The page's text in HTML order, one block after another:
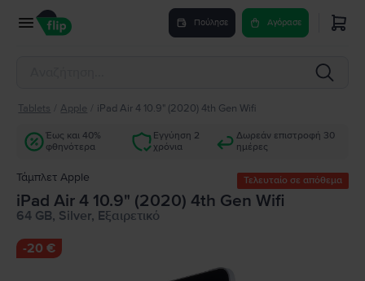
Πούλησε Αγόρασε
Tablets Apple iPad Air 4 10.9" (2020) 4th Gen Wifi
Έως και 40%
φθηνότερα
Εγγύηση 2
χρόνια
Δωρεάν επιστροφή 30
ημέρες
Τάμπλετ Apple Τελευταίο σε απόθεμα
iPad Air 4 10.9" (2020) 4th Gen Wifi
64 GB, Silver, Εξαιρετικό
-20 €